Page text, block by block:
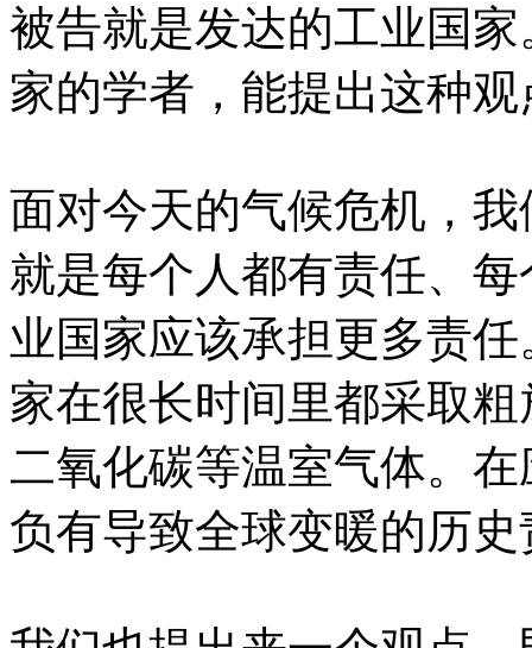
被告就是发达的工业国
家的学者，能提出这种
面对今天的气候危机，
就是每个人都有责任、
业国家应该承担更多责
家在很长时间里都采取
二氧化碳等温室气体。
负有导致全球变暖的历